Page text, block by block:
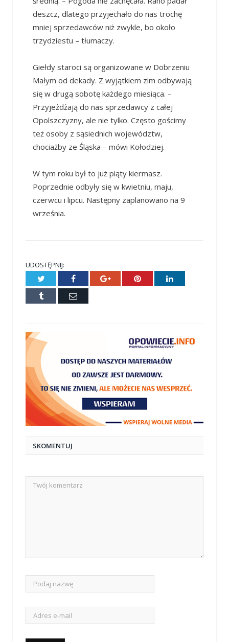
deszcz, dlatego przyjechało do nas trochę
mniej sprzedawców niż zwykle, bo około
trzydziestu – tłumaczy.
Giełdy staroci są organizowane w Dobrzeniu
Małym od dekady. Z wyjątkiem zim odbywają
się w drugą sobotę każdego miesiąca. –
Przyjeżdżają do nas sprzedawcy z całej
Opolszczyzny, ale nie tylko. Często gościmy
też osoby z sąsiednich województw,
chociażby ze Śląska – mówi Kołodziej.
W tym roku był to już piąty kiermasz.
Poprzednie odbyły się w kwietniu, maju,
czerwcu i lipcu. Następny zaplanowano na 9
września.
UDOSTĘPNIJ:
Twitter Facebook Google+ Pinterest LinkedIn
Tumblr
E-
SKOMENTUJ